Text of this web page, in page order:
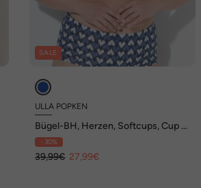
SALE
ULLA POPKEN
Bügel-BH, Herzen, Softcups, Cup B
- F- 30%
39,99€ 27,99€